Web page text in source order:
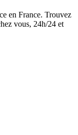
en France. Trouvez
vous, 24h/24 et